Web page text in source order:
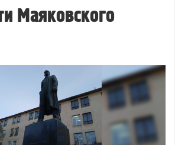
Маяковского